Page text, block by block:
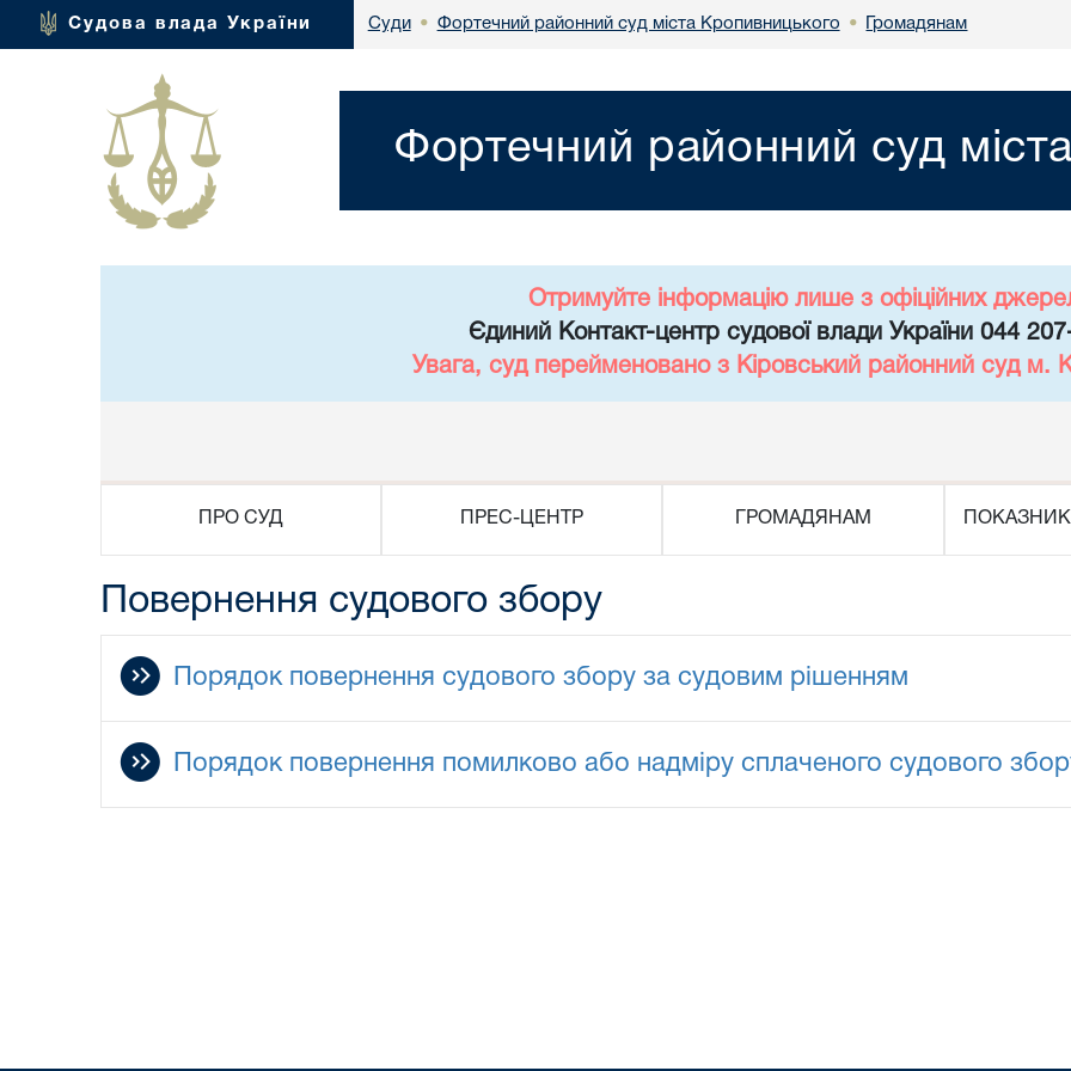
Судова влада України Суди • Фортечний районний суд міста Кропивницького • Громадянам
Фортечний районний суд
Отримуйте інформацію лише з офіційних
Єдиний Контакт-центр судової влади України 044
Увага, суд перейменовано з Кіровський районний суд м.
ПРО СУД ПРЕС-ЦЕНТР ГРОМАДЯНАМ
Повернення судового збору
Порядок повернення судового збору за судовим рішенням
Порядок повернення помилково або надміру сплаченого судового